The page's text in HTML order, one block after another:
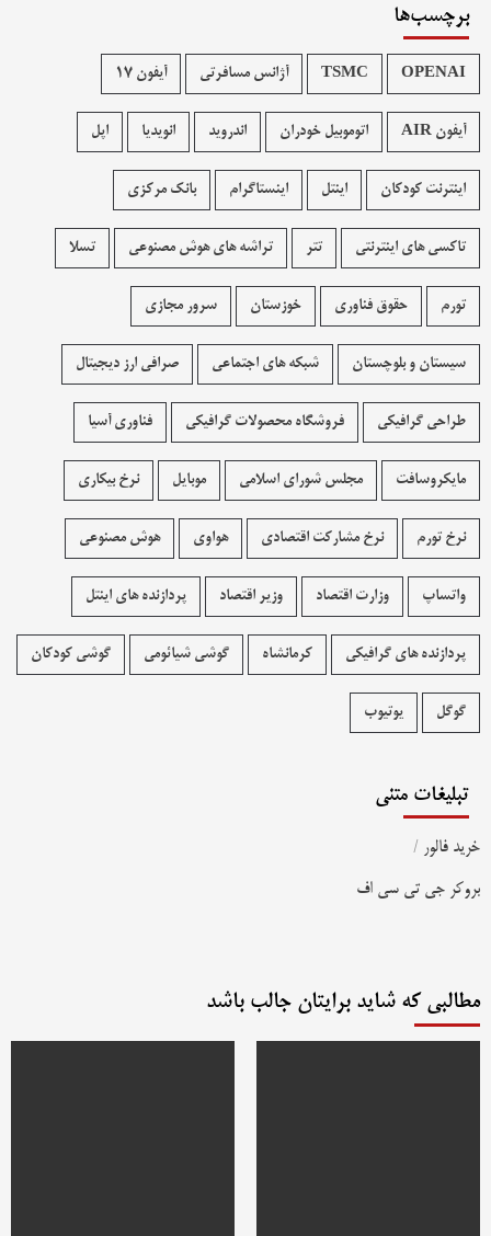
برچسب‌ها
OPENAI
TSMC آژانس مسافرتی آیفون 17
آیفون AIR اتوموبیل خودران اندروید انویدیا اپل
اینترنت کودکان اینتل اینستاگرام بانک مرکزی
تاکسی های اینترنتی تتر تراشه های هوش مصنوعی تسلا
تورم حقوق فناوری خوزستان سرور مجازی
سیستان و بلوچستان شبکه های اجتماعی صرافی ارز دیجیتال
طراحی گرافیکی فروشگاه محصولات گرافيکی فناوری آسیا
مایکروسافت مجلس شورای اسلامی موبایل نرخ بیکاری
نرخ تورم نرخ مشارکت اقتصادی هواوی هوش مصنوعی
واتساپ وزارت اقتصاد وزیر اقتصاد پردازنده های اینتل
پردازنده های گرافیکی کرمانشاه گوشی شیائومی گوشی کودکان
گوگل یوتیوب
تبلیغات متنی
خرید فالور /
بروکر جی تی سی اف
مطالبی که شاید برایتان جالب باشد